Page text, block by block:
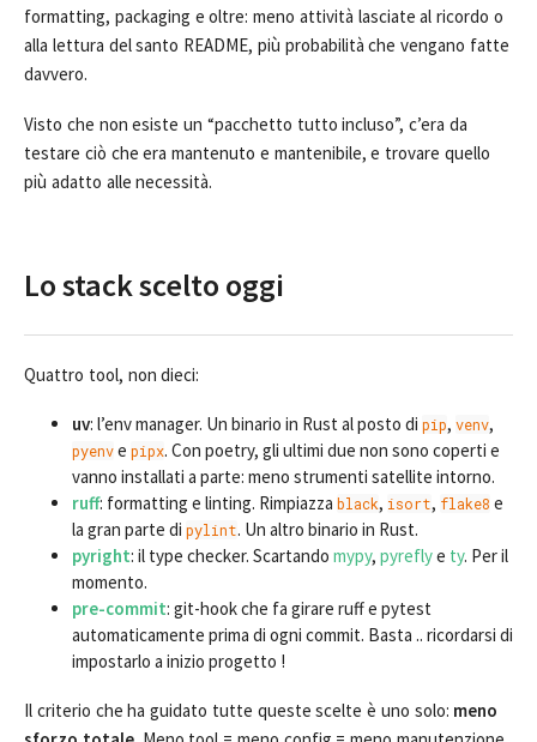
formatting, packaging e oltre: meno attività lasciate al ricordo o
alla lettura del santo README, più probabilità che vengano fatte
davvero.
Visto che non esiste un “pacchetto tutto incluso”, c’era da
testare ciò che era mantenuto e mantenibile, e trovare quello
più adatto alle necessità.
Lo stack scelto oggi
Quattro tool, non dieci:
uv: l’env manager. Un binario in Rust al posto di pip, venv,
pyenve pipx. Con poetry, gli ultimi due non sono coperti e
vanno installati a parte: meno strumenti satellite intorno.
ruff: formatting e linting. Rimpiazza black, isort, flake8 e
la gran parte di pylint. Un altro binario in Rust.
pyright: il type checker. Scartando mypy, pyreflye ty. Per il
momento.
pre-commit: git-hook che fa girare ruff e pytest
automaticamente prima di ogni commit. Basta .. ricordarsi di
impostarlo a inizio progetto !
Il criterio che ha guidato tutte queste scelte è uno solo: meno